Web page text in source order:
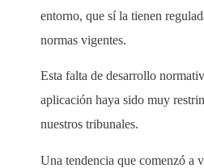
entorno, que sí la tienen
normas vigentes.
Esta falta de desarrollo
aplicación haya sido muy
nuestros tribunales.
Una tendencia que comenzó a